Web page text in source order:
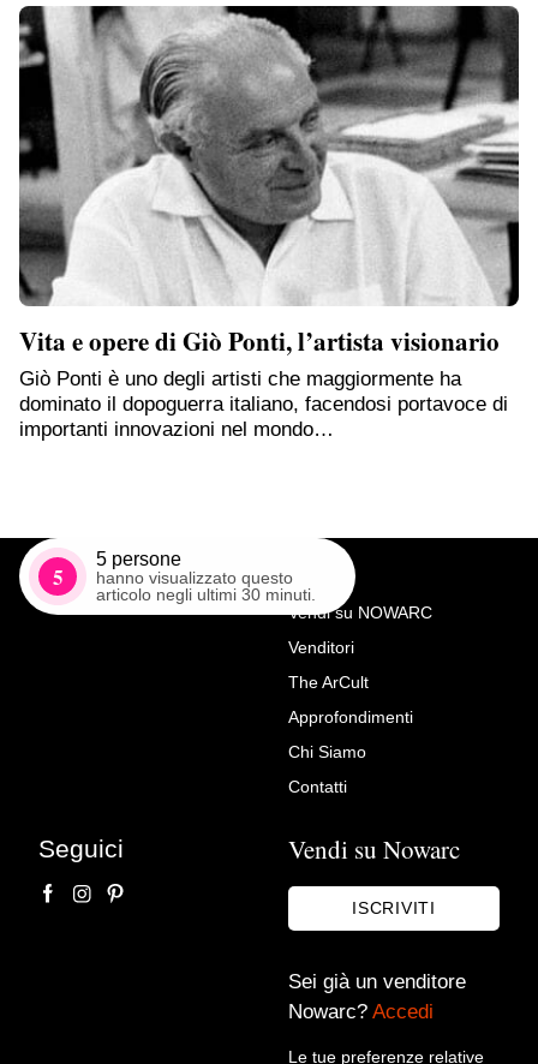
Vita e opere di Giò Ponti, l’artista visionario
Giò Ponti è uno degli artisti che maggiormente ha
dominato il dopoguerra italiano, facendosi portavoce di
importanti innovazioni nel mondo…
5
5 persone
hanno visualizzato questo
articolo negli ultimi 30 minuti.
Richiedi Maggiori Info su
Lampada da terra a tre luci
Reggiani
Vendi su NOWARC
Venditori
The ArCult
Approfondimenti
Chi Siamo
Contatti
Seguici Vendi su Nowarc
ISCRIVITI
Sei già un venditore
Nowarc? Accedi
Le tue preferenze relative